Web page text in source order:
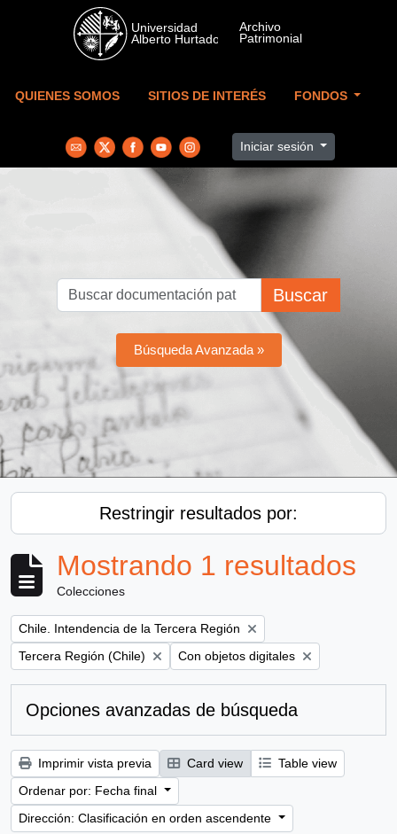
Skip to main content
QUIENES SOMOS SITIOS DE INTERÉS FONDOS
Iniciar sesión
Buscar
Búsqueda Avanzada »
Restringir resultados por:
Mostrando 1 resultados
Colecciones
Remove filter:
Chile. Intendencia de la Tercera Región
Remove filter:
Tercera Región (Chile) Remove filter:
Con objetos digitales
Opciones avanzadas de búsqueda
Imprimir vista previa Card view
Table view
Ordenar por: Fecha final
Dirección: Clasificación en orden ascendente